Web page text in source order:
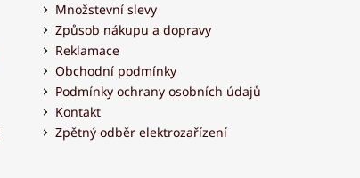
Množstevní slevy
Způsob nákupu a dopravy
Reklamace
Obchodní podmínky
Podmínky ochrany osobních údajů
Kontakt
Zpětný odběr elektrozařízení